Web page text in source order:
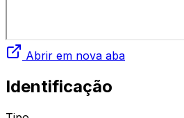
Abrir em nova aba
Identificação